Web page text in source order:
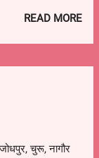
को
अभ्यर्थियों को
READ MORE
चुरू, नागौर